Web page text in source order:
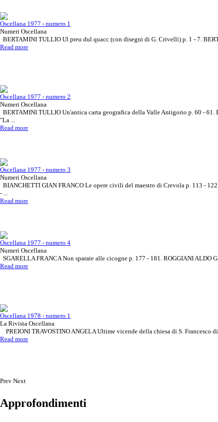
Oscellana 1977 - numero 1
Numeri Oscellana
BERTAMINI TULLIO Ul preu dul quacc (con disegni di G. Crivelli) p. 1 - 7.
Read more
Oscellana 1977 - numero 2
Numeri Oscellana
BERTAMINI TULLIO Un'antica carta geografica della Valle Antigorio p. 60 - 61.
"La ...
Read more
Oscellana 1977 - numero 3
Numeri Oscellana
BIANCHETTI GIAN FRANCO Le opere civili del maestro di Crevola p. 113 -
- ...
Read more
Oscellana 1977 - numero 4
Numeri Oscellana
SGARELLA FRANCA Non sparate alle cicogne p. 177 - 181. ROGGIANI ALDO
Read more
Oscellana 1978 - numero 1
La Rivista Oscellana
PREIONI TRAVOSTINO ANGELA Ultime vicende della chiesa di S. Francesco
Read more
Prev Next
Approfondimenti